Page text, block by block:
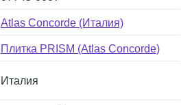
Atlas Concorde (Италия)
Плитка PRISM (Atlas Concorde)
Италия